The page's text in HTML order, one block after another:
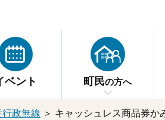
ベント 町民の方へ
行政無線 ＞ キャッシュレス商品券か